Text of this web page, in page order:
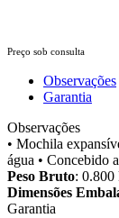
Preço sob consulta
Observações
Garantia
Observações
• Mochila
água • Concebido
Peso Bruto: 0.800
Dimensões
Garantia